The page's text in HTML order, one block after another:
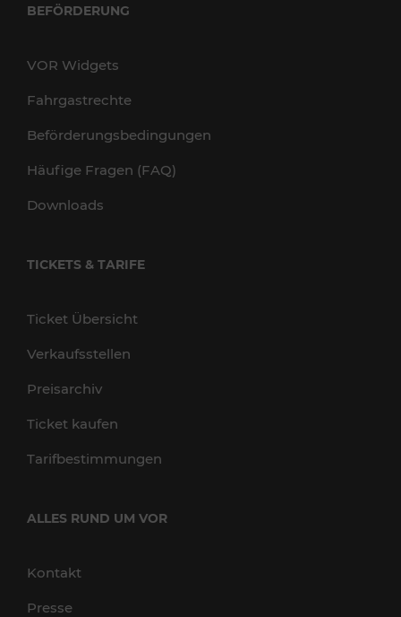
BEFÖRDERUNG
VOR Widgets
Fahrgastrechte
Beförderungsbedingungen
Häufige Fragen (FAQ)
Downloads
TICKETS & TARIFE
Ticket Übersicht
Verkaufsstellen
Preisarchiv
Ticket kaufen
Tarifbestimmungen
ALLES RUND UM VOR
Kontakt
Presse